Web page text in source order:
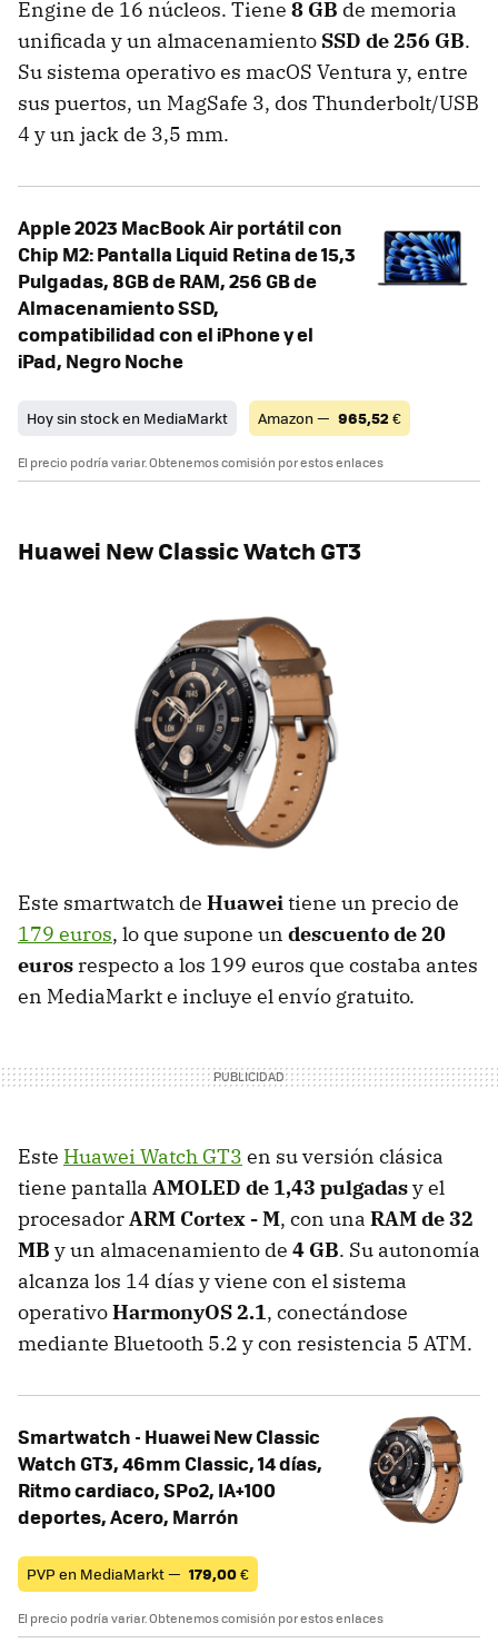
Engine de 16 núcleos. Tiene 8 GB de memoria
unificada y un almacenamiento SSD de 256 GB.
Su sistema operativo es macOS Ventura y, entre
sus puertos, un MagSafe 3, dos Thunderbolt/USB
4 y un jack de 3,5 mm.
Apple 2023 MacBook Air portátil con
Chip M2: Pantalla Liquid Retina de 15,3
Pulgadas, 8GB de RAM, 256 GB de
Almacenamiento SSD,
compatibilidad con el iPhone y el
iPad, Negro Noche
Hoy sin stock en MediaMarkt Amazon — 965,52 €
El precio podría variar. Obtenemos comisión por estos enlaces
Huawei New Classic Watch GT3
Este smartwatch de Huawei tiene un precio de
179 euros, lo que supone un descuento de 20
euros respecto a los 199 euros que costaba antes
en MediaMarkt e incluye el envío gratuito.
Este Huawei Watch GT3 en su versión clásica
tiene pantalla AMOLED de 1,43 pulgadasy el
procesador ARM Cortex - M, con una RAM de 32
MB y un almacenamiento de 4 GB. Su autonomía
alcanza los 14 días y viene con el sistema
operativoHarmonyOS 2.1, conectándose
mediante Bluetooth 5.2 y con resistencia 5 ATM.
Smartwatch - Huawei New Classic
Watch GT3, 46mm Classic, 14 días,
Ritmo cardiaco, SPo2, IA+100
deportes, Acero, Marrón
PVP en MediaMarkt — 179,00€
El precio podría variar. Obtenemos comisión por estos enlaces